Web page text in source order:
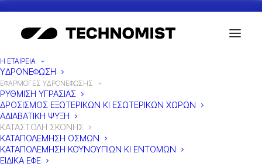
Η ΕΤΑΙΡΕΙΑ
ΥΔΡΟΝΕΦΩΣΗ
ΕΦΑΡΜΟΓΕΣ ΥΔΡΟΝΕΦΩΣΗΣ
ΡΥΘΜΙΣΗ ΥΓΡΑΣΙΑΣ
ΔΡΟΣΙΣΜΟΣ ΕΞΩΤΕΡΙΚΩΝ ΚΙ ΕΣΩΤΕΡΙΚΩΝ ΧΩΡΩΝ
ΑΔΙΑΒΑΤΙΚΗ ΨΥΞΗ
ΚΑΤΑΣΤΟΛΗ ΣΚΟΝΗΣ
ΚΑΤΑΠΟΛΕΜΗΣΗ ΟΣΜΩΝ
ΚΑΤΑΠΟΛΕΜΗΣΗ ΚΟΥΝΟΥΠΙΩΝ ΚΙ ΕΝΤΟΜΩΝ
ΕΙΔΙΚΑ ΕΦΕ
ΕΦΑΡΜΟΓΕΣ
ΥΔΡΟΝEΦΩΣΗΣ
ΚΑΤΑΣΤΟΛΗ ΣΚΟΝΗΣ